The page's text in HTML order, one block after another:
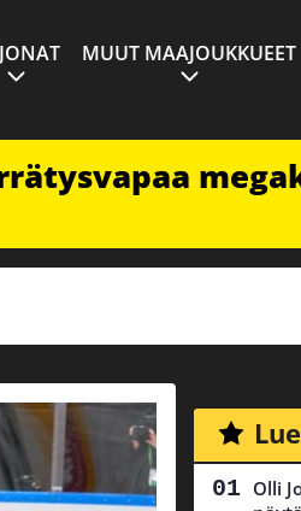
MUUT MAAJOUKKUEET
Olli